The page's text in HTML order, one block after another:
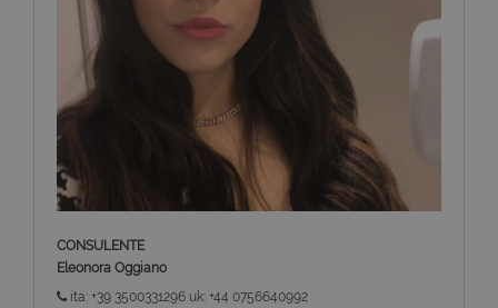
CONSULENTE
Eleonora Oggiano
ita: +39 3500331296 uk: +44 0756640992